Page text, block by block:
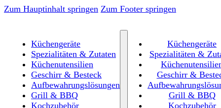
Zum Hauptinhalt springen Zum Footer springen
Küchengeräte
Spezialitäten & Zutaten
Küchenutensilien
Geschirr & Besteck
Aufbewahrungslösungen
Grill & BBQ
Kochzubehör
Küchengeräte
Spezialitäten &
Geschirr &
Grill & BBQ
Kochzubehör